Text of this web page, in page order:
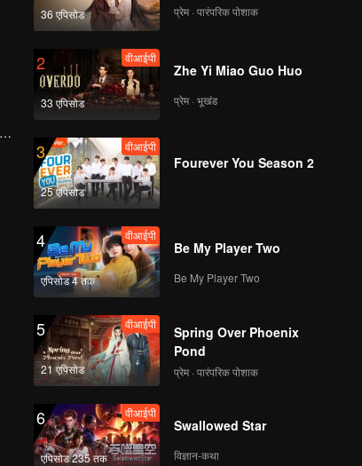
36 एपिसोड प्रेम · पारंपरिक पोशाक
2
33 एपिसोड
वीआईपी
Zhe Yi Miao Guo Huo
प्रेम · भूखंड
3
25 एपिसोड
वीआईपी
Fourever You Season 2
4
एपिसोड 4 तक
वीआईपी
Be My Player Two
Be My Player Two
5
21 एपिसोड
वीआईपी
Spring Over Phoenix
Pond
प्रेम · पारंपरिक पोशाक
6
एपिसोड 235 तक
वीआईपी
Swallowed Star
विज्ञान-कथा